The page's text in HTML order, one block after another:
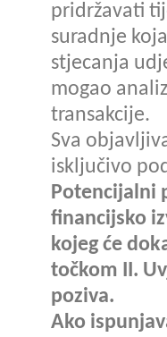
pridržavati
suradnje
stjecanja
mogao
transakcije.
Sva
isključivo
Potencijalni
financijsko
kojeg će
točkom II.
poziva.
Ako